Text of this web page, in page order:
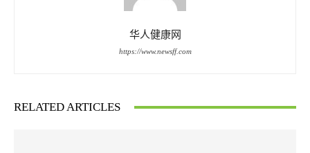
华人健康网
https://www.newsff.com
RELATED ARTICLES